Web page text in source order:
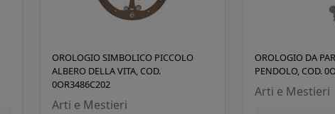
OROLOGIO SIMBOLICO PICCOLO
ALBERO DELLA VITA, COD.
0OR3486C202
Arti e Mestieri
OROLOGIO DA
PENDOLO, COD.
Arti e Mestieri